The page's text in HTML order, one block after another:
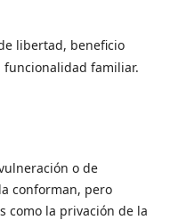
libertad, beneficio
familiar.
o de
conforman, pero
como la privación de la